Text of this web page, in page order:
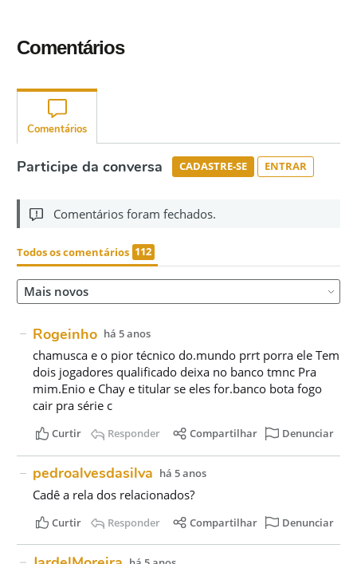
Comentários